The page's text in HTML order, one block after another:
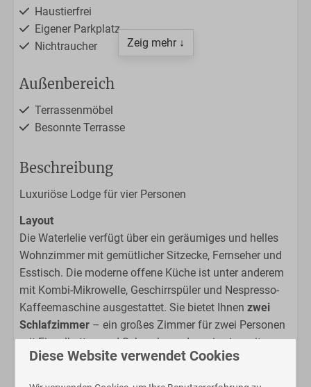
Haustierfrei
Eigener Parkplatz
Nichtraucher
Außenbereich
Terrassenmöbel
Besonnte Terrasse
Küche
Geschirrspülmaschine
4-Platten-Herd
Mikrowelle
Esstisch
Offene Küche
Wasserkessel
Badezimmer
Dusche
Zeig mehr ↓
Beschreibung
Luxuriöse Lodge für vier Personen
Layout
Die Waterlelie verfügt über ein geräumiges und helles
Wohnzimmer mit gemütlicher Sitzecke, Fernseher und
Esstisch. Die moderne offene Küche ist unter anderem
mit Kombi-Mikrowelle, Geschirrspüler und Nespresso-
Kaffeemaschine ausgestattet. Sie bietet Ihnen zwei
Schlafzimmer – ein großes Zimmer für zwei Personen
mit Einzelbetten und Schrankwand sowie ein weiteres
Zimmer mit Einzelbett. Das gepflegte Badezimmer
Diese Website verwendet Cookies